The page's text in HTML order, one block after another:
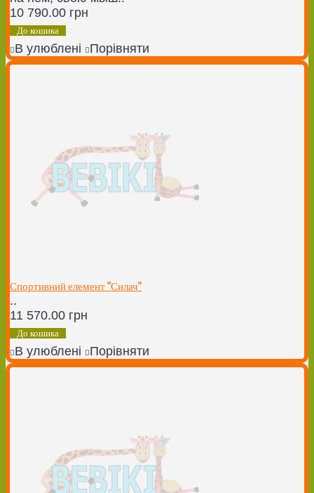
10 790.00 грн
До кошика
В улюблені Порівняти
Спортивний елемент "Силач"
..
11 570.00 грн
До кошика
В улюблені Порівняти